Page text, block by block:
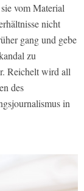
vom Material
nicht
gang und gebe
zu
Reichelt wird all
des
in